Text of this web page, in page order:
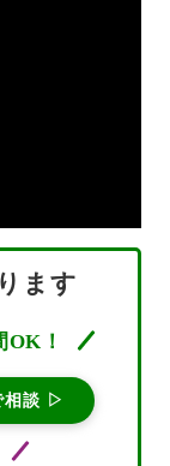
ます
OK！
相談 ▷